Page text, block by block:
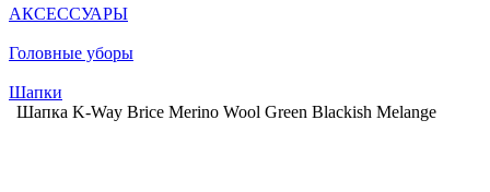
АКСЕССУАРЫ
Головные уборы
Шапки
Шапка K-Way Brice Merino Wool Green Blackish Melange